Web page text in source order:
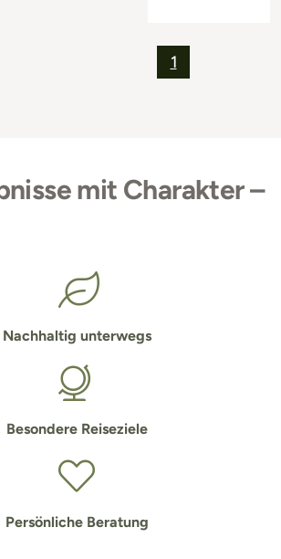
1
mit Charakter –
Nachhaltig unterwegs
Besondere Reiseziele
Persönliche Beratung